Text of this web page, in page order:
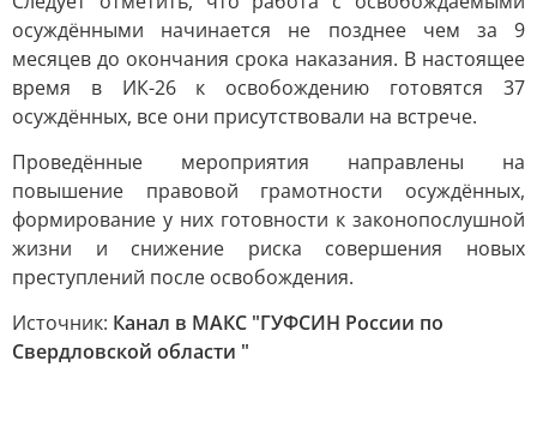
осуждёнными начинается не позднее чем за 9
месяцев до окончания срока наказания. В настоящее
время в ИК-26 к освобождению готовятся 37
осуждённых, все они присутствовали на встрече.
Проведённые мероприятия направлены на
повышение правовой грамотности осуждённых,
формирование у них готовности к законопослушной
жизни и снижение риска совершения новых
преступлений после освобождения.
Источник: Канал в МАКС "ГУФСИН России по
Свердловской области "